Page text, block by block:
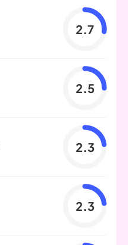
2.7
2.5
2.3
2.3